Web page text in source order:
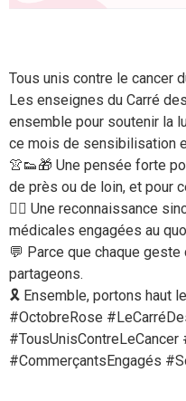
Tous unis contre le cancer
Les enseignes du Carré
ensemble pour soutenir la
ce mois de sensibilisation
👚👟🎁 Une pensée forte
de près ou de loin, et pour
👩‍⚕️ Une reconnaissance
médicales engagées au
💬 Parce que chaque
partageons.
🎗️ Ensemble, portons haut
#OctobreRose
#CommerçantsEngagés